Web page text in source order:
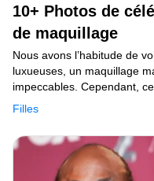
10+ Photos de
de maquillage
Filles
Nous avons l’habitude de
luxueuses, un maquillage
impeccables. Cependant,
parfois au naturel devant
fièrement leur beauté. Par
que les femmes peuvent
maquillage.